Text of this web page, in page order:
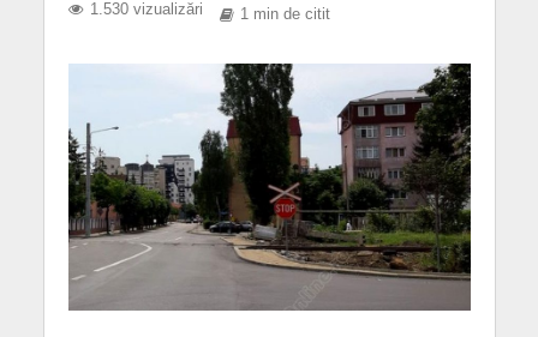
1.530 vizualizări
1 min de citit